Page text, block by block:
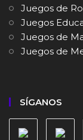
Juegos de
Juegos
Juegos de
Juegos de
SÍGANOS